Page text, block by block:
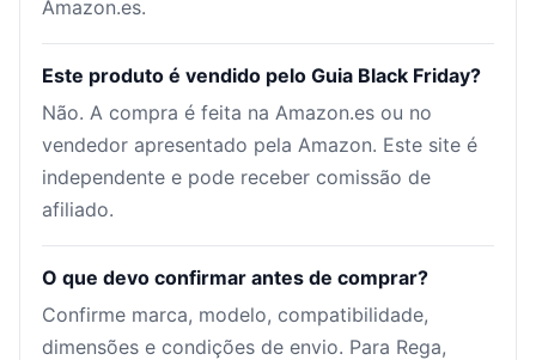
Amazon.es.
Este produto é vendido pelo Guia Black Friday?
Não. A compra é feita na Amazon.es ou no
vendedor apresentado pela Amazon. Este site é
independente e pode receber comissão de
afiliado.
O que devo confirmar antes de comprar?
Confirme marca, modelo, compatibilidade,
dimensões e condições de envio. Para Rega,